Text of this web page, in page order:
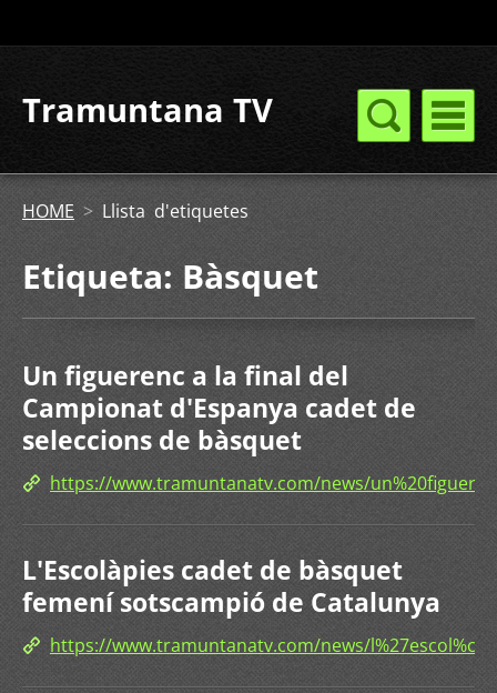
Tramuntana TV
HOME > Llista d'etiquetes
Etiqueta: Bàsquet
Un figuerenc a la final del
Campionat d'Espanya cadet de
seleccions de bàsquet
https://www.tramuntanatv.com/news/
L'Escolàpies cadet de bàsquet
femení sotscampió de Catalunya
https://www.tramuntanatv.com/news/